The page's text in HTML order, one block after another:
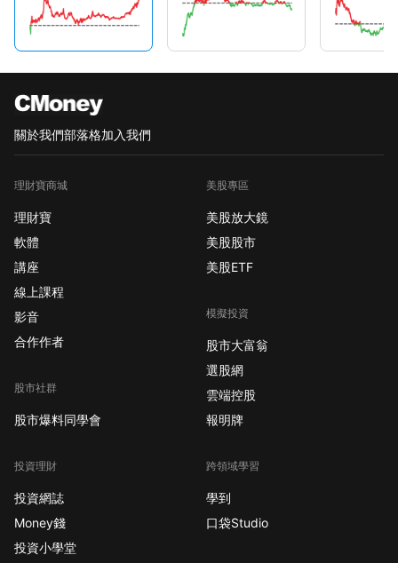
關於我們部落格加入我們
理財寶商城
理財寶
軟體
講座
線上課程
影音
合作作者
股市社群
股市爆料同學會
投資理財
投資網誌
Money錢
投資小學堂
美股專區
美股放大鏡
美股股市
美股ETF
模擬投資
股市大富翁
選股網
雲端控股
報明牌
跨領域學習
學到
口袋Studio